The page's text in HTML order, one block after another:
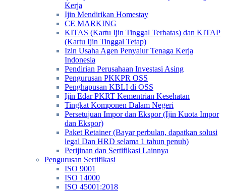
Kerja
Ijin Mendirikan Homestay
CE MARKING
KITAS (Kartu Ijin Tinggal Terbatas) dan KITAP
(Kartu Ijin Tinggal Tetap)
Izin Usaha Agen Penyalur Tenaga Kerja
Indonesia
Pendirian Perusahaan Investasi Asing
Pengurusan PKKPR OSS
Penghapusan KBLI di OSS
Ijin Edar PKRT Kementrian Kesehatan
Tingkat Komponen Dalam Negeri
Persetujuan Impor dan Ekspor (Ijin Kuota Impor
dan Ekspor)
Paket Retainer (Bayar perbulan, dapatkan solusi
legal Dan HRD selama 1 tahun penuh)
Perijinan dan Sertifikasi Lainnya
Pengurusan Sertifikasi
ISO 9001
ISO 14000
ISO 45001:2018